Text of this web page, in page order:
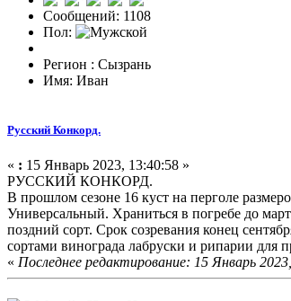
Сообщений: 1108
Пол:
Регион : Сызрань
Имя: Иван
Русский Конкорд.
« : 15 Январь 2023, 13:40:58 »
РУССКИЙ КОНКОРД.
В прошлом сезоне 16 куст на перголе
Универсальный. Храниться в погребе до
поздний сорт. Срок созревания конец
сортами винограда лабруски и рипарии для
« Последнее редактирование: 15 Январь